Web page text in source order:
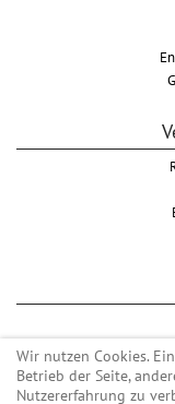
Wir nutzen Cookies.
Betrieb der Seite,
Nutzererfahrung zu